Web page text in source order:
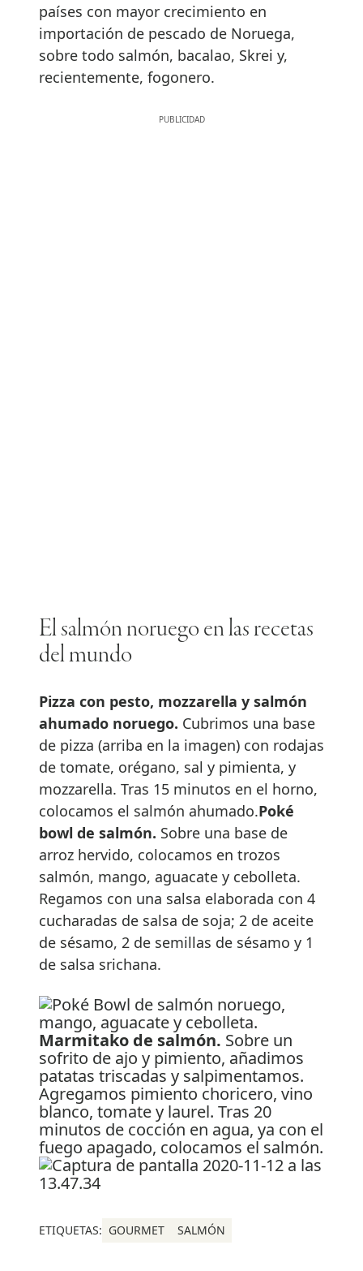
países con mayor crecimiento en
importación de pescado de Noruega,
sobre todo salmón, bacalao, Skrei y,
recientemente, fogonero.
El salmón noruego en las recetas
del mundo
Pizza con pesto, mozzarella y salmón
ahumado noruego. Cubrimos una base
de pizza (arriba en la imagen) con rodajas
de tomate, orégano, sal y pimienta, y
mozzarella. Tras 15 minutos en el horno,
colocamos el salmón ahumado.Poké
bowl de salmón. Sobre una base de
arroz hervido, colocamos en trozos
salmón, mango, aguacate y cebolleta.
Regamos con una salsa elaborada con 4
cucharadas de salsa de soja; 2 de aceite
de sésamo, 2 de semillas de sésamo y 1
de salsa srichana.
Marmitako de salmón. Sobre un
sofrito de ajo y pimiento, añadimos
patatas triscadas y salpimentamos.
Agregamos pimiento choricero, vino
blanco, tomate y laurel. Tras 20
minutos de cocción en agua, ya con el
fuego apagado, colocamos el salmón.
ETIQUETAS: GOURMET SALMÓN